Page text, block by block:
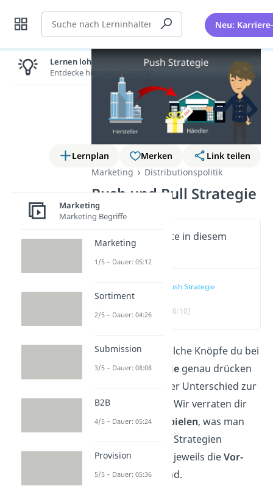
Suche Neu:
Lernplan Merken
Link teilen
Marketing
Distributionspolitik
Push und Pull Strategie
Wichtige Inhalte in diesem
Video
Push Strategie
(00:10)
Du fragst dich welche Knöpfe du bei
derPush Strategiegenau drücken
musst und was der Unterschied zur
Pull Strategie ist? Wir verraten dir
anhand vonBeispielen, was man
unter den beiden Strategien
versteht und was jeweils dieVor-
und Nachteile
sind.
Lernen lohnt sich!
Entdecke hier deine Chancen.
Marketing
Marketing Begriffe
Marketing
1/5 – Dauer: 05:12
Sortiment
2/5 – Dauer: 04:26
Submission
3/5 – Dauer: 08:08
B2B
4/5 – Dauer: 05:24
Provision
5/5 – Dauer: 05:36